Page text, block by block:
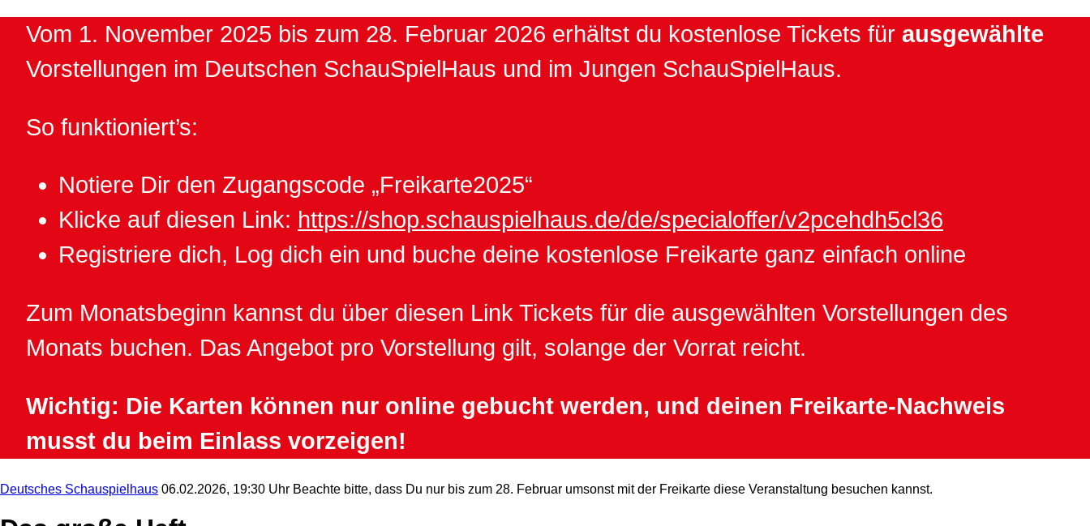
Vom 1. November 2025 bis zum 28. Februar 2026 erhältst du kostenlose Tickets für ausgewählte
Vorstellungen im Deutschen SchauSpielHaus und im Jungen SchauSpielHaus.
So funktioniert’s:
Notiere Dir den Zugangscode „Freikarte2025“
Klicke auf diesen Link: https://shop.schauspielhaus.de/de/specialoffer/v2pcehdh5cl36
Registriere dich, Log dich ein und buche deine kostenlose Freikarte ganz einfach online
Zum Monatsbeginn kannst du über diesen Link Tickets für die ausgewählten Vorstellungen des
Monats buchen. Das Angebot pro Vorstellung gilt, solange der Vorrat reicht.
Wichtig: Die Karten können nur online gebucht werden, und deinen Freikarte-Nachweis
musst du beim Einlass vorzeigen!
Deutsches Schauspielhaus 06.02.2026, 19:30 Uhr Beachte bitte, dass Du nur bis zum 28. Februar umsonst mit der Freikarte diese Veranstaltung besuchen kannst.